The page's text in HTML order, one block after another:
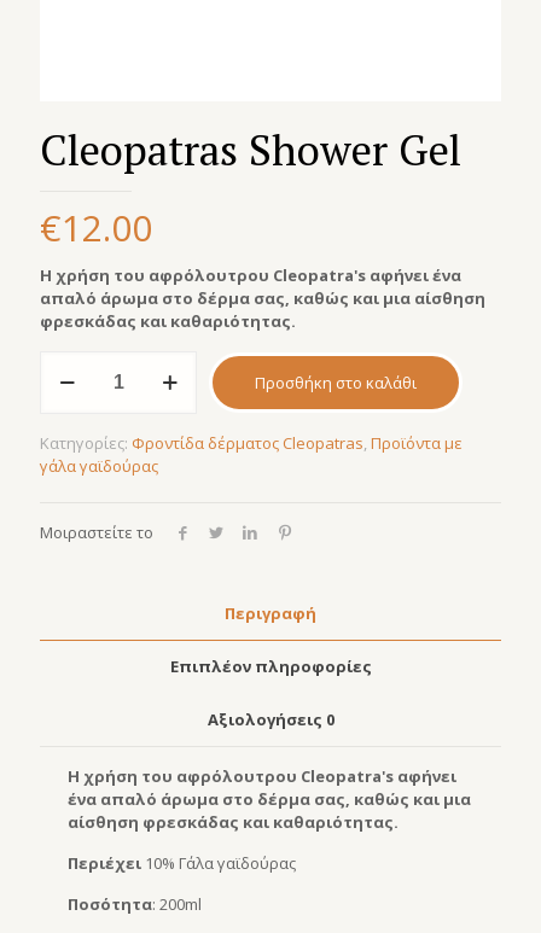
Cleopatras Shower Gel
€12.00
Η χρήση του αφρόλουτρου Cleopatra's αφήνει ένα
απαλό άρωμα στο δέρμα σας, καθώς και μια αίσθηση
φρεσκάδας και καθαριότητας.
Shower
Προσθήκη στο καλάθι
Κατηγορίες: Φροντίδα δέρματος Cleopatras, Προϊόντα με
γάλα γαϊδούρας
Μοιραστείτε το
Περιγραφή
Επιπλέον πληροφορίες
Αξιολογήσεις 0
Η χρήση του αφρόλουτρου Cleopatra's αφήνει
ένα απαλό άρωμα στο δέρμα σας, καθώς και μια
αίσθηση φρεσκάδας και καθαριότητας.
Περιέχει 10% Γάλα γαϊδούρας
Ποσότητα: 200ml